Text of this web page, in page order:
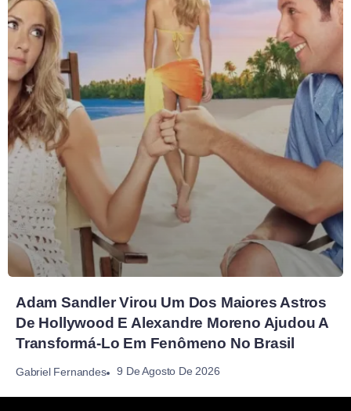
Adam Sandler Virou Um Dos Maiores Astros
De Hollywood E Alexandre Moreno Ajudou A
Transformá-Lo Em Fenômeno No Brasil
Gabriel Fernandes 9 De Agosto De 2026